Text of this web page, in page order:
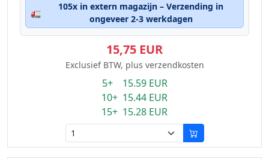
🚛
105x in extern magazijn – Verzending in
ongeveer 2-3 werkdagen
15,75 EUR
Exclusief BTW, plus verzendkosten
5+ 15.59 EUR
10+ 15.44 EUR
15+ 15.28 EUR